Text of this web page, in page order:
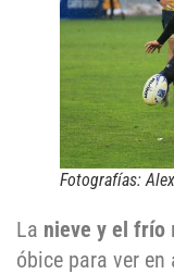
Fotografías:
La nieve y el frío
óbice para ver